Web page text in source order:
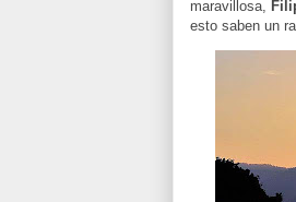
maravillosa,
esto saben un